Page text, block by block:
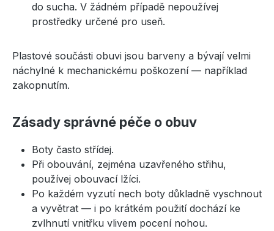
do sucha. V žádném případě nepoužívej
prostředky určené pro useň.
Plastové součásti obuvi jsou barveny a bývají velmi
náchylné k mechanickému poškození — například
zakopnutím.
Zásady správné péče o obuv
Boty často střídej.
Při obouvání, zejména uzavřeného střihu,
používej obouvací lžíci.
Po každém vyzutí nech boty důkladně vyschnout
a vyvětrat — i po krátkém použití dochází ke
zvlhnutí vnitřku vlivem pocení nohou.